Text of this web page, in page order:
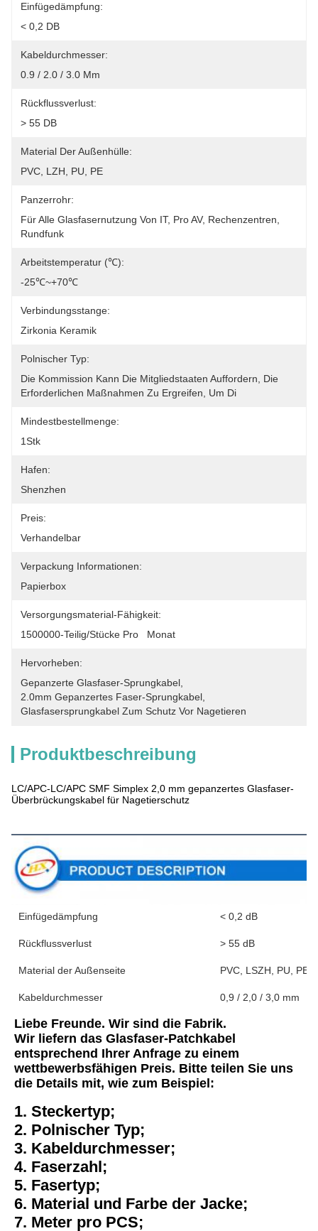
Einfügedämpfung:
< 0,2 DB
Kabeldurchmesser:
0.9 / 2.0 / 3.0 Mm
Rückflussverlust:
> 55 DB
Material Der Außenhülle:
PVC, LZH, PU, PE
Panzerrohr:
Für Alle Glasfasernutzung Von IT, Pro AV, Rechenzentren,
Rundfunk
Arbeitstemperatur (℃):
-25℃~+70℃
Verbindungsstange:
Zirkonia Keramik
Polnischer Typ:
Die Kommission Kann Die Mitgliedstaaten Auffordern, Die
Erforderlichen Maßnahmen Zu Ergreifen, Um Di
Mindestbestellmenge:
1Stk
Hafen:
Shenzhen
Preis:
Verhandelbar
Verpackung Informationen:
Papierbox
Versorgungsmaterial-Fähigkeit:
1500000-Teilig/Stücke Pro   Monat
Hervorheben:
Gepanzerte Glasfaser-Sprungkabel
2.0mm Gepanzertes Faser-Sprungkabel
Glasfasersprungkabel Zum Schutz Vor Nagetieren
Produktbeschreibung
LC/APC-LC/APC SMF Simplex 2,0 mm gepanzertes Glasfaser-
Überbrückungskabel für Nagetierschutz
Einfügedämpfung < 0,2 dB
Rückflussverlust > 55 dB
Material der Außenseite PVC, LSZH, PU, ​​PE
Kabeldurchmesser 0,9 / 2,0 / 3,0 mm
Liebe Freunde. Wir sind die Fabrik.
Wir liefern das Glasfaser-Patchkabel
entsprechend Ihrer Anfrage zu einem
wettbewerbsfähigen Preis. Bitte teilen Sie uns
die Details mit, wie zum Beispiel:
1. Steckertyp;
2. Polnischer Typ;
3. Kabeldurchmesser;
4. Faserzahl;
5. Fasertyp;
6. Material und Farbe der Jacke;
7. Meter pro PCS;